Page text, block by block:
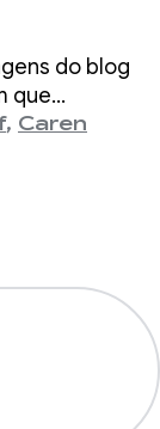
e na
do blog
que
, Caren